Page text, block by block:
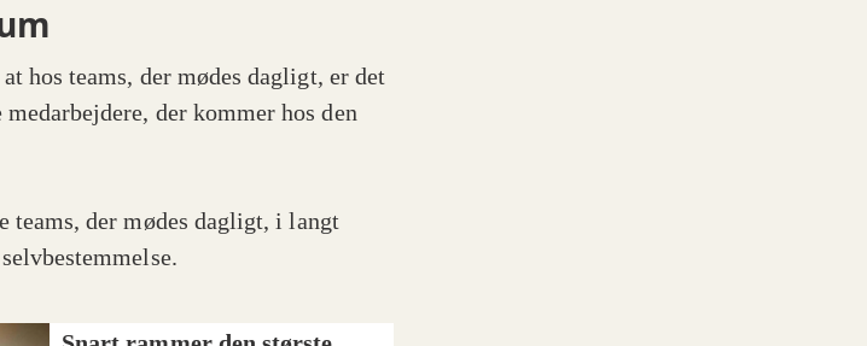
hos teams, der mødes dagligt, er det
der kommer hos den
teams, der mødes dagligt, i langt